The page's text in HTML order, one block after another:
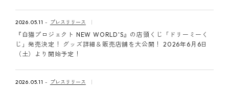
2026.05.11 プレスリリース
『白猫プロジェクト NEW WORLD'S』の店頭くじ「ドリーミーく
じ」発売決定！ グッズ詳細＆販売店舗を大公開！ 2026年6月6日
（土）より開始予定！
2026.05.11 プレスリリース